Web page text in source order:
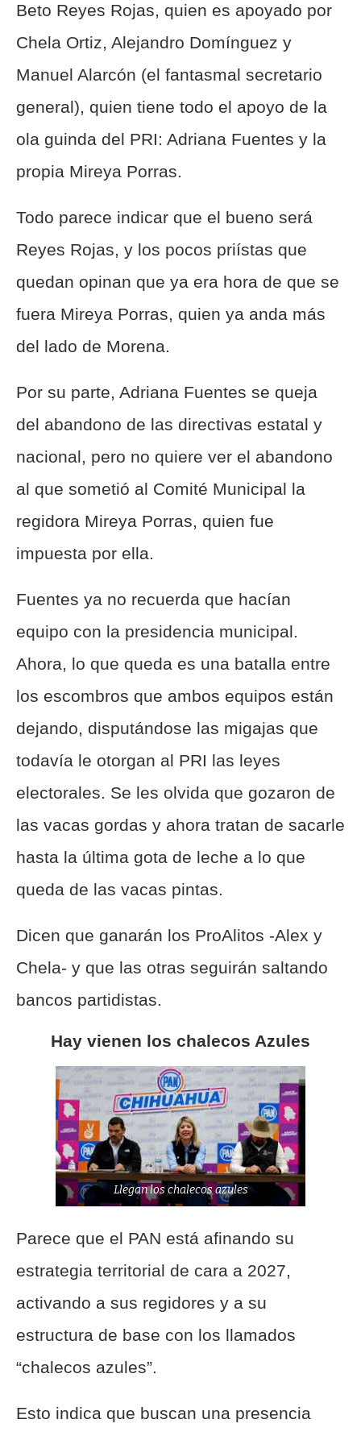
Beto Reyes Rojas, quien es apoyado por
Chela Ortiz, Alejandro Domínguez y
Manuel Alarcón (el fantasmal secretario
general), quien tiene todo el apoyo de la
ola guinda del PRI: Adriana Fuentes y la
propia Mireya Porras.
Todo parece indicar que el bueno será
Reyes Rojas, y los pocos priístas que
quedan opinan que ya era hora de que se
fuera Mireya Porras, quien ya anda más
del lado de Morena.
Por su parte, Adriana Fuentes se queja
del abandono de las directivas estatal y
nacional, pero no quiere ver el abandono
al que sometió al Comité Municipal la
regidora Mireya Porras, quien fue
impuesta por ella.
Fuentes ya no recuerda que hacían
equipo con la presidencia municipal.
Ahora, lo que queda es una batalla entre
los escombros que ambos equipos están
dejando, disputándose las migajas que
todavía le otorgan al PRI las leyes
electorales. Se les olvida que gozaron de
las vacas gordas y ahora tratan de sacarle
hasta la última gota de leche a lo que
queda de las vacas pintas.
Dicen que ganarán los ProAlitos -Alex y
Chela- y que las otras seguirán saltando
bancos partidistas.
Hay vienen los chalecos Azules
Llegan los chalecos azules
Parece que el PAN está afinando su
estrategia territorial de cara a 2027,
activando a sus regidores y a su
estructura de base con los llamados
“chalecos azules”.
Esto indica que buscan una presencia